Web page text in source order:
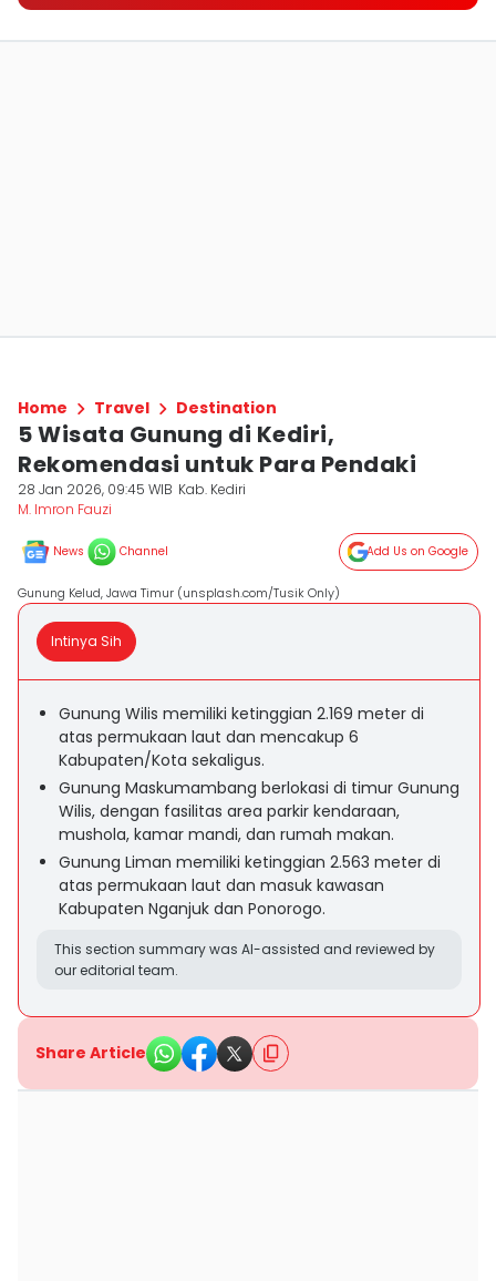
Home Travel Destination
5 Wisata Gunung di Kediri,
Rekomendasi untuk Para Pendaki
28 Jan 2026, 09:45 WIB Kab. Kediri
M. Imron Fauzi
News Channel Add Us on Google
Gunung Kelud, Jawa Timur (unsplash.com/Tusik Only)
Intinya Sih
Gunung Wilis memiliki ketinggian 2.169 meter di
atas permukaan laut dan mencakup 6
Kabupaten/Kota sekaligus.
Gunung Maskumambang berlokasi di timur Gunung
Wilis, dengan fasilitas area parkir kendaraan,
mushola, kamar mandi, dan rumah makan.
Gunung Liman memiliki ketinggian 2.563 meter di
atas permukaan laut dan masuk kawasan
Kabupaten Nganjuk dan Ponorogo.
This section summary was AI-assisted and reviewed by
our editorial team.
Share Article